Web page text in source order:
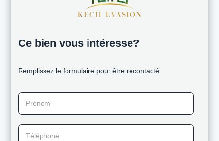
Ce bien vous intéresse?
Remplissez le formulaire pour être recontacté
Prénom
Téléphone